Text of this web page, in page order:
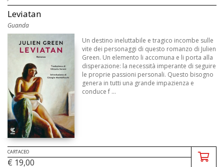
Leviatan
Guanda
Un destino ineluttabile e tragico incombe sulle
vite dei personaggi di questo romanzo di Julien
Green. Un elemento li accomuna e li porta alla
disperazione: la necessità imperante di seguire
le proprie passioni personali. Questo bisogno
genera in tutti una grande impazienza e
conduce f ...
CARTACEO
€ 19,00